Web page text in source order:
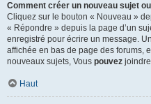
Comment créer un nouveau sujet
Cliquez sur le bouton « Nouveau »
« Répondre » depuis la page d’un
enregistré pour écrire un message.
affichée en bas de page des forums,
nouveaux sujets, Vous pouvez
Haut